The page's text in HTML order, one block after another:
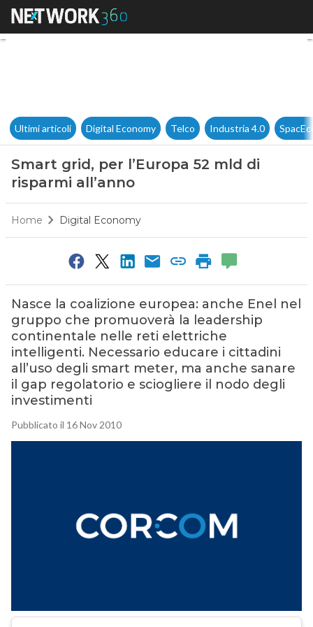
Smart grid, per l’Europa 52
Ultimi articoli Digital Economy Telco Industria 4.0
Smart grid, per l’Europa 52 mld di
risparmi all’anno
Home Digital Economy
Nasce la coalizione europea: anche Enel nel
gruppo che promuoverà la leadership
continentale nelle reti elettriche
intelligenti. Necessario educare i cittadini
all’uso degli smart meter, ma anche sanare
il gap regolatorio e sciogliere il nodo degli
investimenti
Pubblicato il 16 Nov 2010